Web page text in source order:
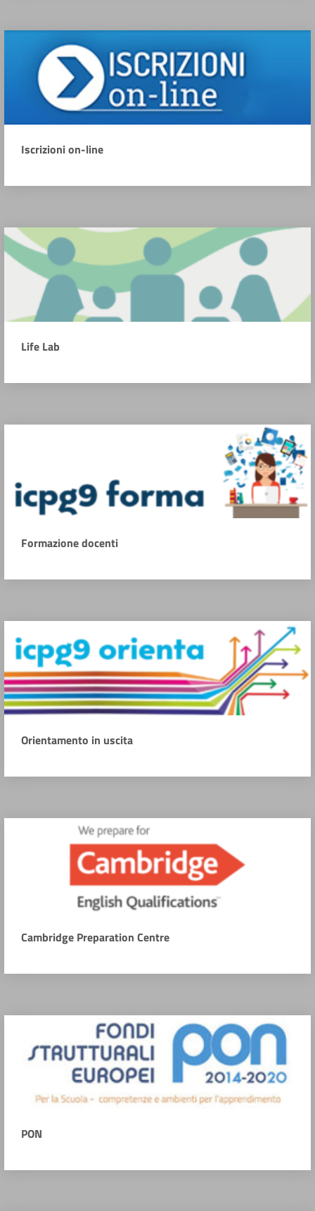
Iscrizioni on-line
Life Lab
Formazione docenti
Orientamento in uscita
Cambridge Preparation Centre
PON